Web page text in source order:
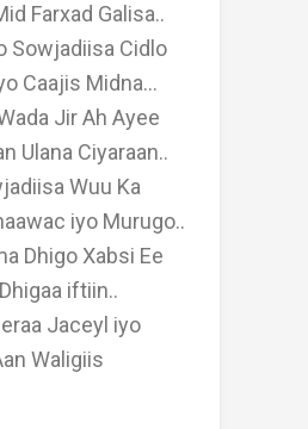
Farxad Galisa..
Sowjadiisa Cidlo
Caajis Midna...
Jir Ah Ayee
Ulana Ciyaraan..
Wuu Ka
iyo Murugo..
Dhigo Xabsi Ee
iftiin..
Jaceyl iyo
Waligiis